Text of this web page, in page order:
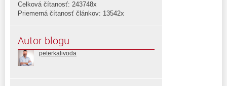
Celková čítanosť: 243748x
Priemerná čítanosť článkov: 13542x
Autor blogu
peterkalivoda